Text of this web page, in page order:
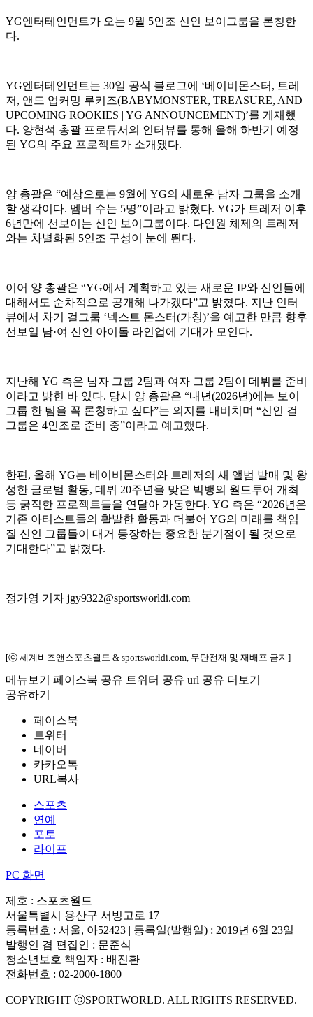
YG엔터테인먼트가 오는 9월 5인조 신인 보이그룹을 론칭한
다.
YG엔터테인먼트는 30일 공식 블로그에 ‘베이비몬스터, 트레
저, 앤드 업커밍 루키즈(BABYMONSTER, TREASURE, AND
UPCOMING ROOKIES | YG ANNOUNCEMENT)’를 게재했
다. 양현석 총괄 프로듀서의 인터뷰를 통해 올해 하반기 예정
된 YG의 주요 프로젝트가 소개됐다.
양 총괄은 “예상으로는 9월에 YG의 새로운 남자 그룹을 소개
할 생각이다. 멤버 수는 5명”이라고 밝혔다. YG가 트레저 이후
6년만에 선보이는 신인 보이그룹이다. 다인원 체제의 트레저
와는 차별화된 5인조 구성이 눈에 띈다.
이어 양 총괄은 “YG에서 계획하고 있는 새로운 IP와 신인들에
대해서도 순차적으로 공개해 나가겠다”고 밝혔다. 지난 인터
뷰에서 차기 걸그룹 ‘넥스트 몬스터(가칭)’을 예고한 만큼 향후
선보일 남·여 신인 아이돌 라인업에 기대가 모인다.
지난해 YG 측은 남자 그룹 2팀과 여자 그룹 2팀이 데뷔를 준비
이라고 밝힌 바 있다. 당시 양 총괄은 “내년(2026년)에는 보이
그룹 한 팀을 꼭 론칭하고 싶다”는 의지를 내비치며 “신인 걸
그룹은 4인조로 준비 중”이라고 예고했다.
한편, 올해 YG는 베이비몬스터와 트레저의 새 앨범 발매 및 왕
성한 글로벌 활동, 데뷔 20주년을 맞은 빅뱅의 월드투어 개최
등 굵직한 프로젝트들을 연달아 가동한다. YG 측은 “2026년은
기존 아티스트들의 활발한 활동과 더불어 YG의 미래를 책임
질 신인 그룹들이 대거 등장하는 중요한 분기점이 될 것으로
기대한다”고 밝혔다.
정가영 기자 jgy9322@sportsworldi.com
[ⓒ 세계비즈앤스포츠월드 & sportsworldi.com, 무단전재 및 재배포 금지]
메뉴보기 페이스북 공유 트위터 공유 url 공유 더보기
공유하기
페이스북
트위터
네이버
카카오톡
URL복사
스포츠
연예
포토
라이프
PC 화면
제호 : 스포츠월드
서울특별시 용산구 서빙고로 17
등록번호 : 서울, 아52423 | 등록일(발행일) : 2019년 6월 23일
발행인 겸 편집인 : 문준식
청소년보호 책임자 : 배진환
전화번호 : 02-2000-1800
COPYRIGHT ⓒSPORTWORLD. ALL RIGHTS RESERVED.